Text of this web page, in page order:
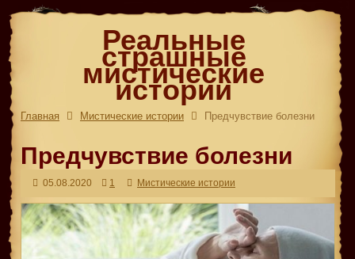
Реальные
страшные
мистические
истории
Главная Мистические истории Предчувствие болезни
Предчувствие болезни
05.08.2020 1 Мистические истории